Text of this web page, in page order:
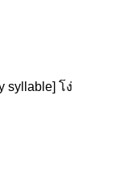
syllable] โง่